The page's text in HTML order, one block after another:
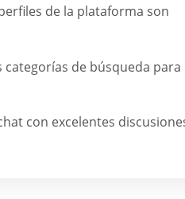
de la plataforma son
categorías de búsqueda para
con excelentes